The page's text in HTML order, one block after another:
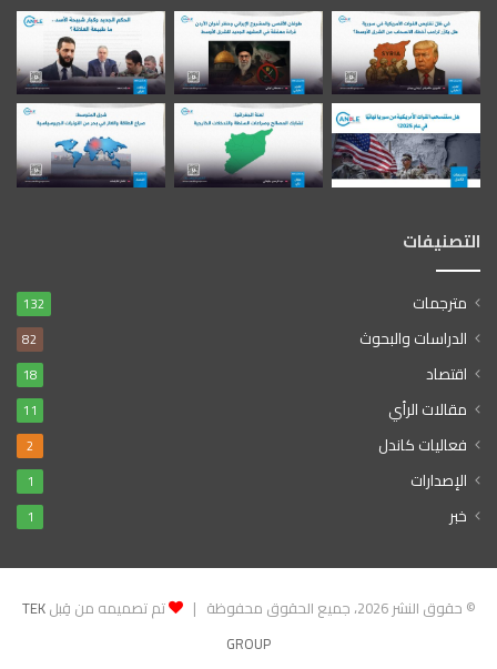
التصنيفات
مترجمات 132
الدراسات والبحوث 82
اقتصاد 18
مقالات الرأي 11
فعاليات كاندل 2
الإصدارات 1
خبر 1
© حقوق النشر 2026، جميع الحقوق محفوظة | تم تصميمه من قِبلTEK
GROUP